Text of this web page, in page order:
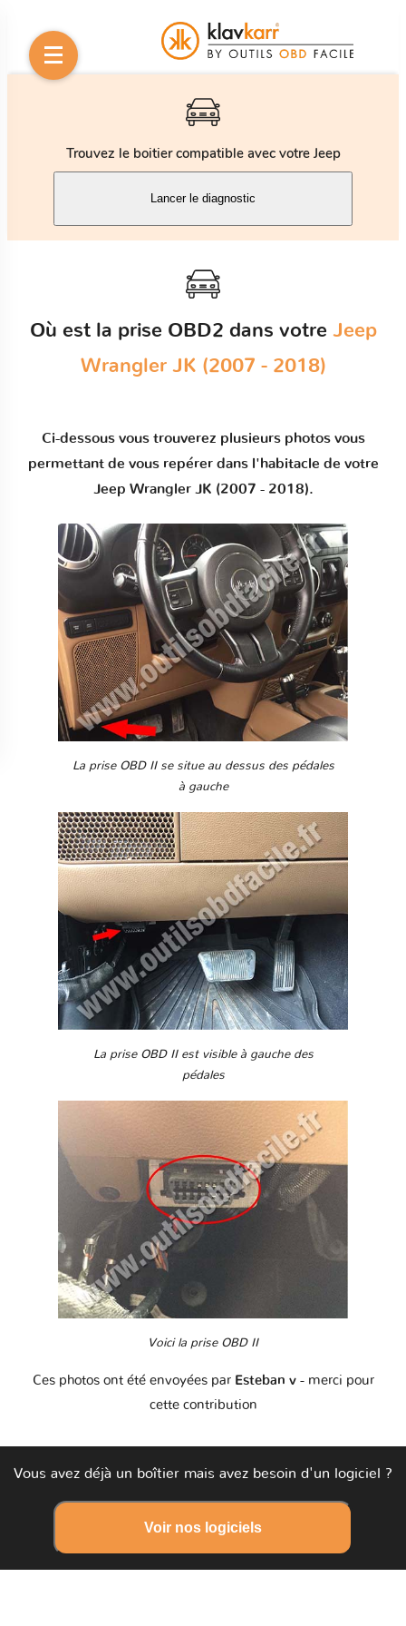
Trouvez le boitier compatible avec votre Jeep
Lancer le diagnostic
Où est la prise OBD2 dans votre Jeep
Wrangler JK (2007 - 2018)
Ci-dessous vous trouverez plusieurs photos vous
permettant de vous repérer dans l'habitacle de votre
Jeep Wrangler JK (2007 - 2018).
La prise OBD II se situe au dessus des pédales
à gauche
La prise OBD II est visible à gauche des
pédales
Voici la prise OBD II
Ces photos ont été envoyées par Esteban v - merci pour
cette contribution
Vous avez déjà un boîtier mais avez besoin d'un logiciel ?
Voir nos logiciels